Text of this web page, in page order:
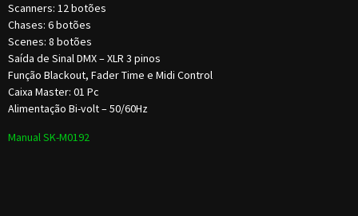
Scanners: 12 botões
Chases: 6 botões
Scenes: 8 botões
Saída de Sinal DMX – XLR 3 pinos
Função Blackout, Fader Time e Midi Control
Caixa Master: 01 Pc
Alimentação Bi-volt – 50/60Hz
Manual SK-M0192